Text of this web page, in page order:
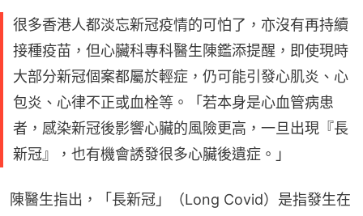
很多香港人都淡忘新冠疫情的可怕了，亦沒有再持續
接種疫苗，但心臟科專科醫生陳鑑添提醒，即使現時
大部分新冠個案都屬於輕症，仍可能引發心肌炎、心
包炎、心律不正或血栓等。「若本身是心血管病患
者，感染新冠後影響心臟的風險更高，一旦出現『長
新冠』，也有機會誘發很多心臟後遺症。」
陳醫生指出，「長新冠」（Long Covid）是指發生在